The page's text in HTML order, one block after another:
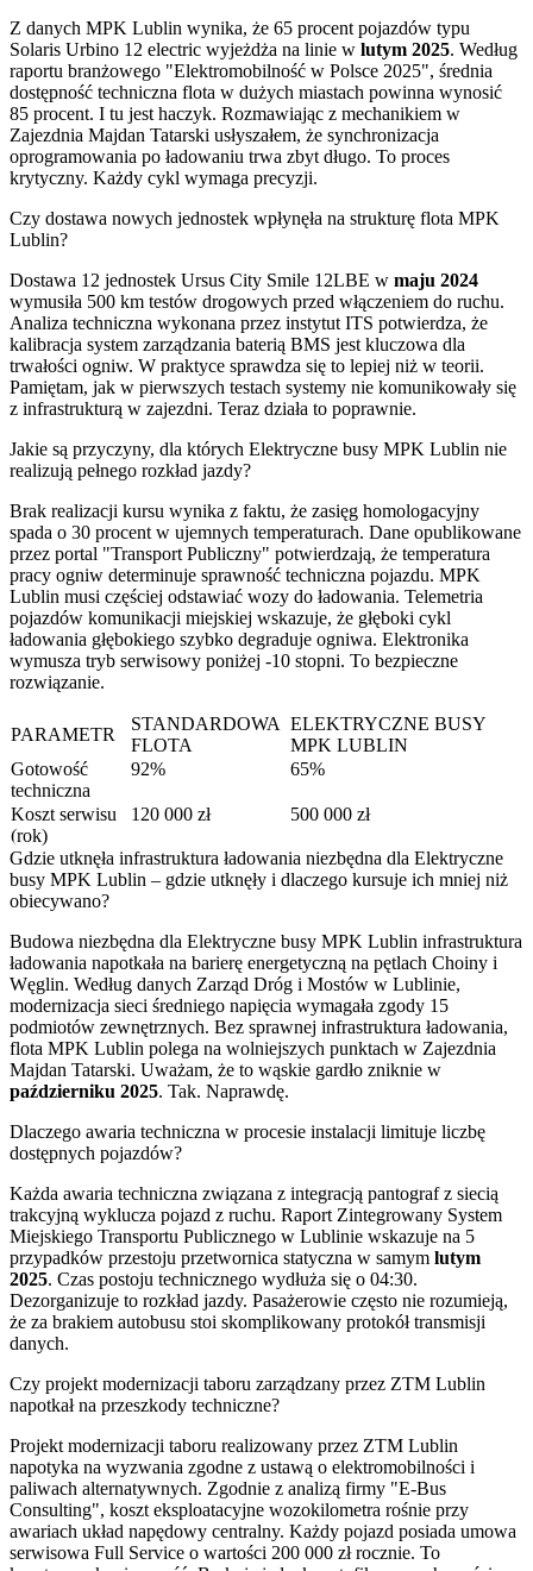
Z danych MPK Lublin wynika, że 65 procent pojazdów typu
Solaris Urbino 12 electric wyjeżdża na linie w lutym 2025. Według
raportu branżowego "Elektromobilność w Polsce 2025", średnia
dostępność techniczna flota w dużych miastach powinna wynosić
85 procent. I tu jest haczyk. Rozmawiając z mechanikiem w
Zajezdnia Majdan Tatarski usłyszałem, że synchronizacja
oprogramowania po ładowaniu trwa zbyt długo. To proces
krytyczny. Każdy cykl wymaga precyzji.
Czy dostawa nowych jednostek wpłynęła na strukturę flota MPK
Lublin?
Dostawa 12 jednostek Ursus City Smile 12LBE w maju 2024
wymusiła 500 km testów drogowych przed włączeniem do ruchu.
Analiza techniczna wykonana przez instytut ITS potwierdza, że
kalibracja system zarządzania baterią BMS jest kluczowa dla
trwałości ogniw. W praktyce sprawdza się to lepiej niż w teorii.
Pamiętam, jak w pierwszych testach systemy nie komunikowały się
z infrastrukturą w zajezdni. Teraz działa to poprawnie.
Jakie są przyczyny, dla których Elektryczne busy MPK Lublin nie
realizują pełnego rozkład jazdy?
Brak realizacji kursu wynika z faktu, że zasięg homologacyjny
spada o 30 procent w ujemnych temperaturach. Dane opublikowane
przez portal "Transport Publiczny" potwierdzają, że temperatura
pracy ogniw determinuje sprawność techniczna pojazdu. MPK
Lublin musi częściej odstawiać wozy do ładowania. Telemetria
pojazdów komunikacji miejskiej wskazuje, że głęboki cykl
ładowania głębokiego szybko degraduje ogniwa. Elektronika
wymusza tryb serwisowy poniżej -10 stopni. To bezpieczne
rozwiązanie.
PARAMETR
STANDARDOWA
FLOTA
ELEKTRYCZNE BUSY
MPK LUBLIN
Gotowość
techniczna
92% 65%
Koszt serwisu
(rok)
120 000 zł 500 000 zł
Gdzie utknęła infrastruktura ładowania niezbędna dla Elektryczne
busy MPK Lublin – gdzie utknęły i dlaczego kursuje ich mniej niż
obiecywano?
Budowa niezbędna dla Elektryczne busy MPK Lublin infrastruktura
ładowania napotkała na barierę energetyczną na pętlach Choiny i
Węglin. Według danych Zarząd Dróg i Mostów w Lublinie,
modernizacja sieci średniego napięcia wymagała zgody 15
podmiotów zewnętrznych. Bez sprawnej infrastruktura ładowania,
flota MPK Lublin polega na wolniejszych punktach w Zajezdnia
Majdan Tatarski. Uważam, że to wąskie gardło zniknie w
październiku 2025. Tak. Naprawdę.
Dlaczego awaria techniczna w procesie instalacji limituje liczbę
dostępnych pojazdów?
Każda awaria techniczna związana z integracją pantograf z siecią
trakcyjną wyklucza pojazd z ruchu. Raport Zintegrowany System
Miejskiego Transportu Publicznego w Lublinie wskazuje na 5
przypadków przestoju przetwornica statyczna w samym lutym
2025. Czas postoju technicznego wydłuża się o 04:30.
Dezorganizuje to rozkład jazdy. Pasażerowie często nie rozumieją,
że za brakiem autobusu stoi skomplikowany protokół transmisji
danych.
Czy projekt modernizacji taboru zarządzany przez ZTM Lublin
napotkał na przeszkody techniczne?
Projekt modernizacji taboru realizowany przez ZTM Lublin
napotyka na wyzwania zgodne z ustawą o elektromobilności i
paliwach alternatywnych. Zgodnie z analizą firmy "E-Bus
Consulting", koszt eksploatacyjne wozokilometra rośnie przy
awariach układ napędowy centralny. Każdy pojazd posiada umowa
serwisowa Full Service o wartości 200 000 zł rocznie. To